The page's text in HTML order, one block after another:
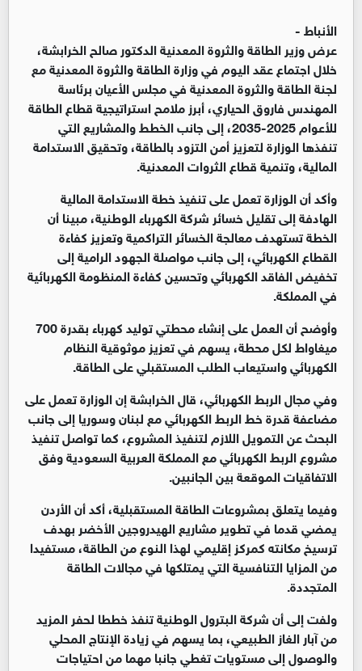
الأنباط -
عرض وزير الطاقة والثروة المعدنية الدكتور صالح الخرابشة،
خلال اجتماع عقد اليوم في وزارة الطاقة والثروة المعدنية مع
لجنة الطاقة والثروة المعدنية في مجلس الأعيان برئاسة
المهندس فاروق الحياري، أبرز ملامح استراتيجية قطاع الطاقة
للأعوام 2025-2035، إلى جانب الخطط والمشاريع التي
تنفذها الوزارة لتعزيز أمن التزود بالطاقة، وتحقيق الاستدامة
المالية، وتنمية قطاع الثروات المعدنية.
وأكد أن الوزارة تعمل على تنفيذ خطة الاستدامة المالية
الهادفة إلى تقليل خسائر شركة الكهرباء الوطنية، مبينا أن
الخطة تستهدف معالجة الخسائر التراكمية وتعزيز كفاءة
القطاع الكهربائي، إلى جانب مواصلة الجهود الرامية إلى
تخفيض الفاقد الكهربائي وتحسين كفاءة المنظومة الكهربائية
في المملكة.
وأوضح أن العمل على إنشاء محطتي توليد كهرباء بقدرة 700
ميغاواط لكل محطة، يسهم في تعزيز موثوقية النظام
الكهربائي واستيعاب الطلب المستقبلي على الطاقة.
وفي مجال الربط الكهربائي، قال الخرابشة إن الوزارة تعمل على
مضاعفة قدرة خط الربط الكهربائي مع لبنان وسوريا إلى جانب
البحث عن التمويل اللازم لتنفيذ المشروع، كما تواصل تنفيذ
مشروع الربط الكهربائي مع المملكة العربية السعودية وفق
الاتفاقيات الموقعة بين الجانبين.
وفيما يتعلق بمشروعات الطاقة المستقبلية، أكد أن الأردن
يمضي قدما في تطوير مشاريع الهيدروجين الأخضر بهدف
ترسيخ مكانته كمركز إقليمي لهذا النوع من الطاقة، مستفيدا
من المزايا التنافسية التي يمتلكها في مجالات الطاقة
المتجددة.
ولفت إلى أن شركة البترول الوطنية تنفذ خططا لحفر المزيد
من آبار الغاز الطبيعي، بما يسهم في زيادة الإنتاج المحلي
والوصول إلى مستويات تغطي جانبا مهما من احتياجات